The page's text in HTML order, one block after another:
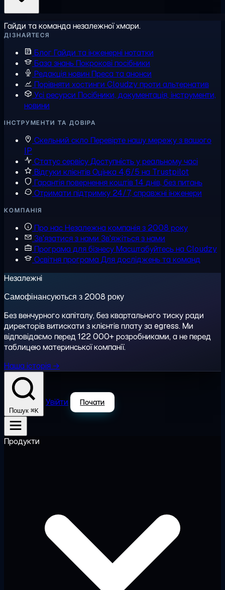
Гайди та команда незалежної хмари.
ДІЗНАЙТЕСЯ
Блог Гайди та інженерні нотатки
База знань Покрокові посібники
Редакція новин Преса та анонси
Порівняти хостинги Cloudzy проти альтернатив
Усі ресурси Посібники, документація, інструменти,
новини
ІНСТРУМЕНТИ ТА ДОВІРА
Скельний скло Перевірте нашу мережу з вашого
IP
Статус сервісуДоступність у реальному часі
Відгуки клієнтівОцінка 4,6/5 на Trustpilot
Гарантія повернення коштів14 днів, без питань
Отримати підтримку 24/7, справжні інженери
КОМПАНІЯ
Про насНезалежна компанія з 2008 року
Зв'язатися з нами Зв'яжіться з нами
Програма для бізнесуМасштабуйтесь на Cloudzy
Освітня програмаДля досліджень та команд
Незалежні
Самофінансуються з 2008 року
Без венчурного капіталу, без квартального тиску ради
директорів витискати з клієнтів плату за egress. Ми
відповідаємо перед 122 000+ розробниками, а не перед
таблицею материнської компанії.
Наша історія →
Пошук ⌘K
Увійти Почати
Продукти